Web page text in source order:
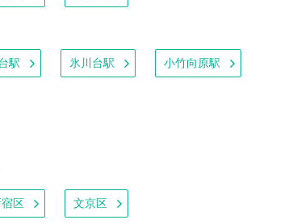
駅 氷川台駅 小竹向原駅
区 文京区